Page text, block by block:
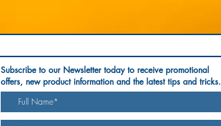
Subscribe to our Newsletter today to receive promotional
offers, new product information and the latest tips and tricks.